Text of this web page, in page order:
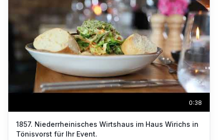
0:38
1857. Niederrheinisches Wirtshaus im Haus Wirichs in
Tönisvorst für Ihr Event.